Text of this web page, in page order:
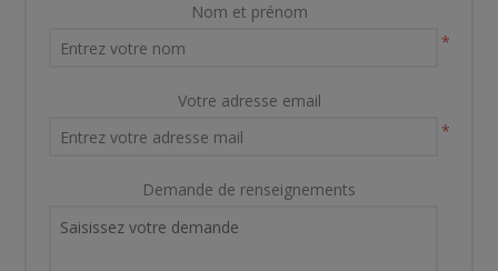
Nom et prénom
*
Votre adresse email
*
Demande de renseignements